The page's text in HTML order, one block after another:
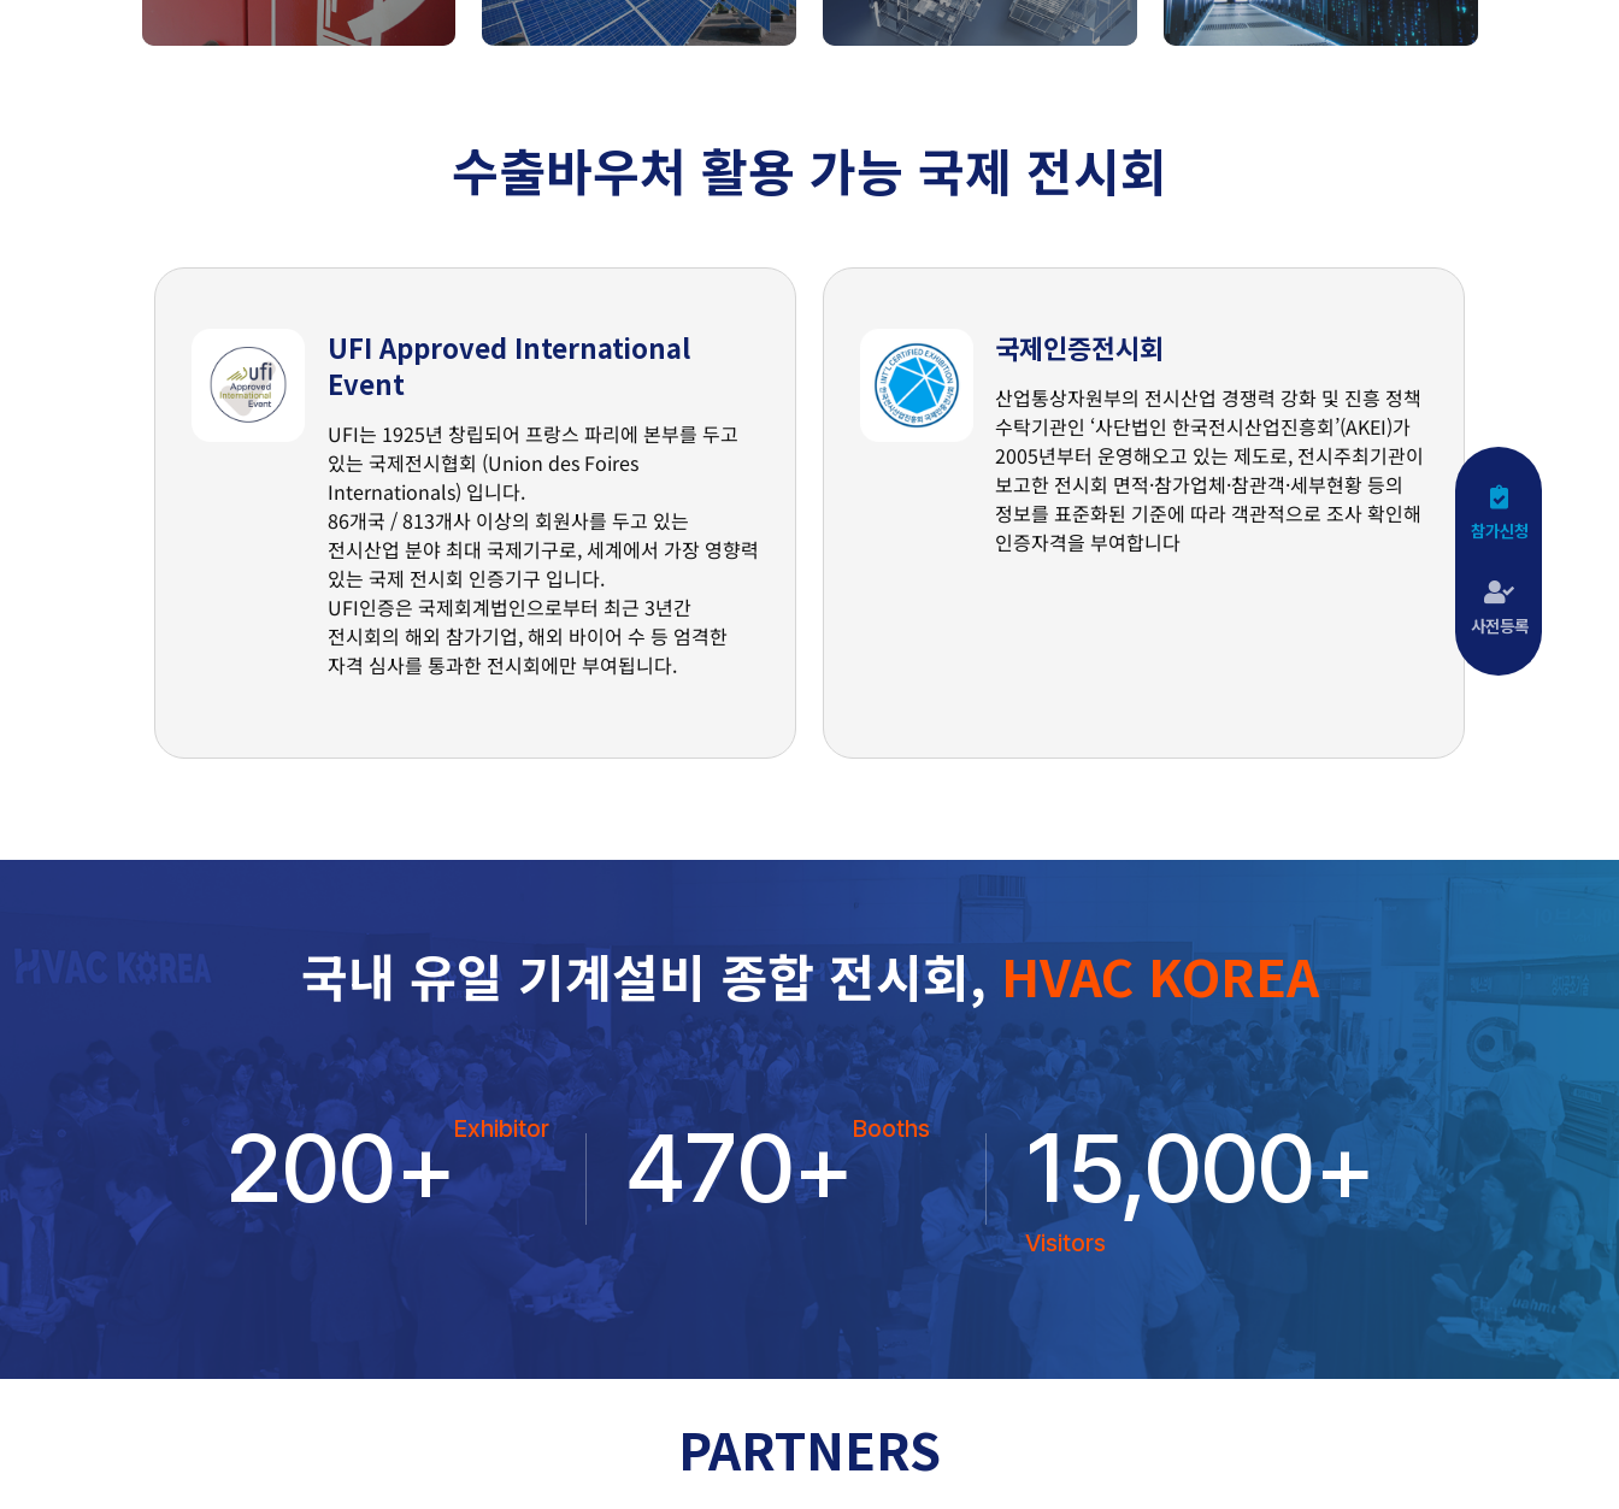
수출바우처 활용 가능 국제 전시회
UFI Approved International
Event
UFI는 1925년 창립되어 프랑스 파리에 본부를 두고
있는 국제전시협회 (Union des Foires
Internationals) 입니다.
86개국 / 813개사 이상의 회원사를 두고 있는
전시산업 분야 최대 국제기구로, 세계에서 가장 영향력
있는 국제 전시회 인증기구 입니다.
UFI인증은 국제회계법인으로부터 최근 3년간
전시회의 해외 참가기업, 해외 바이어 수 등 엄격한
자격 심사를 통과한 전시회에만 부여됩니다.
국제인증전시회
산업통상자원부의 전시산업 경쟁력 강화 및 진흥 정책
수탁기관인 ‘사단법인 한국전시산업진흥회’(AKEI)가
2005년부터 운영해오고 있는 제도로, 전시주최기관이
보고한 전시회 면적·참가업체·참관객·세부현황 등의
정보를 표준화된 기준에 따라 객관적으로 조사 확인해
인증자격을 부여합니다
국내 유일 기계설비 종합 전시회, HVAC KOREA
200+Exhibitor 470+Booths 15,000+
Visitors
PARTNERS
참가신청
사전등록